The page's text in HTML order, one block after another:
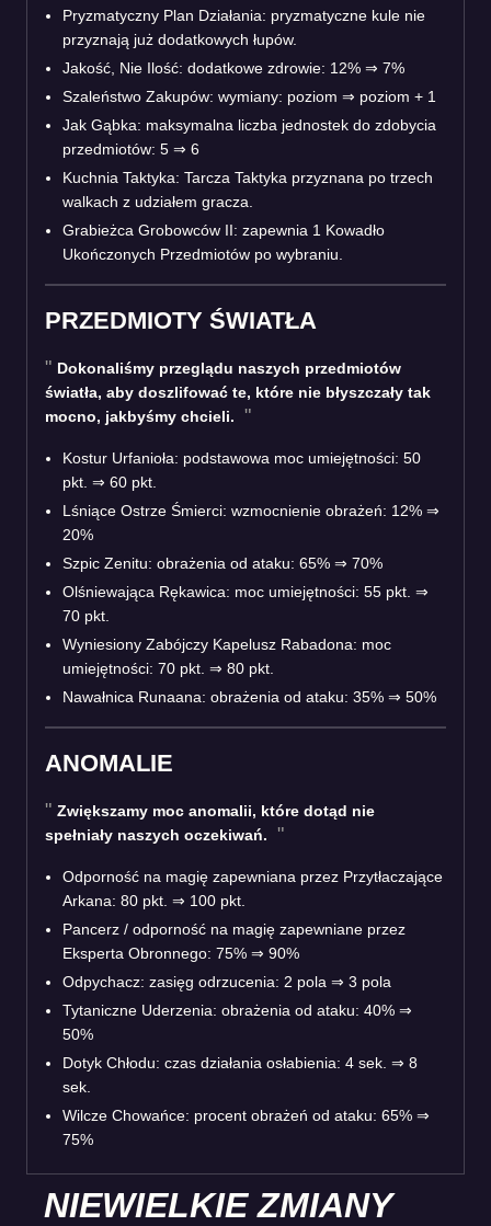
Pryzmatyczny Plan Działania: pryzmatyczne kule nie
przyznają już dodatkowych łupów.
Jakość, Nie Ilość: dodatkowe zdrowie: 12% ⇒ 7%
Szaleństwo Zakupów: wymiany: poziom ⇒ poziom + 1
Jak Gąbka: maksymalna liczba jednostek do zdobycia
przedmiotów: 5 ⇒ 6
Kuchnia Taktyka: Tarcza Taktyka przyznana po trzech
walkach z udziałem gracza.
Grabieżca Grobowców II: zapewnia 1 Kowadło
Ukończonych Przedmiotów po wybraniu.
PRZEDMIOTY ŚWIATŁA
Dokonaliśmy przeglądu naszych przedmiotów
światła, aby doszlifować te, które nie błyszczały tak
mocno, jakbyśmy chcieli.
Kostur Urfanioła: podstawowa moc umiejętności: 50
pkt. ⇒ 60 pkt.
Lśniące Ostrze Śmierci: wzmocnienie obrażeń: 12% ⇒
20%
Szpic Zenitu: obrażenia od ataku: 65% ⇒ 70%
Olśniewająca Rękawica: moc umiejętności: 55 pkt. ⇒
70 pkt.
Wyniesiony Zabójczy Kapelusz Rabadona: moc
umiejętności: 70 pkt. ⇒ 80 pkt.
Nawałnica Runaana: obrażenia od ataku: 35% ⇒ 50%
ANOMALIE
Zwiększamy moc anomalii, które dotąd nie
spełniały naszych oczekiwań.
Odporność na magię zapewniana przez Przytłaczające
Arkana: 80 pkt. ⇒ 100 pkt.
Pancerz / odporność na magię zapewniane przez
Eksperta Obronnego: 75% ⇒ 90%
Odpychacz: zasięg odrzucenia: 2 pola ⇒ 3 pola
Tytaniczne Uderzenia: obrażenia od ataku: 40% ⇒
50%
Dotyk Chłodu: czas działania osłabienia: 4 sek. ⇒ 8
sek.
Wilcze Chowańce: procent obrażeń od ataku: 65% ⇒
75%
NIEWIELKIE ZMIANY